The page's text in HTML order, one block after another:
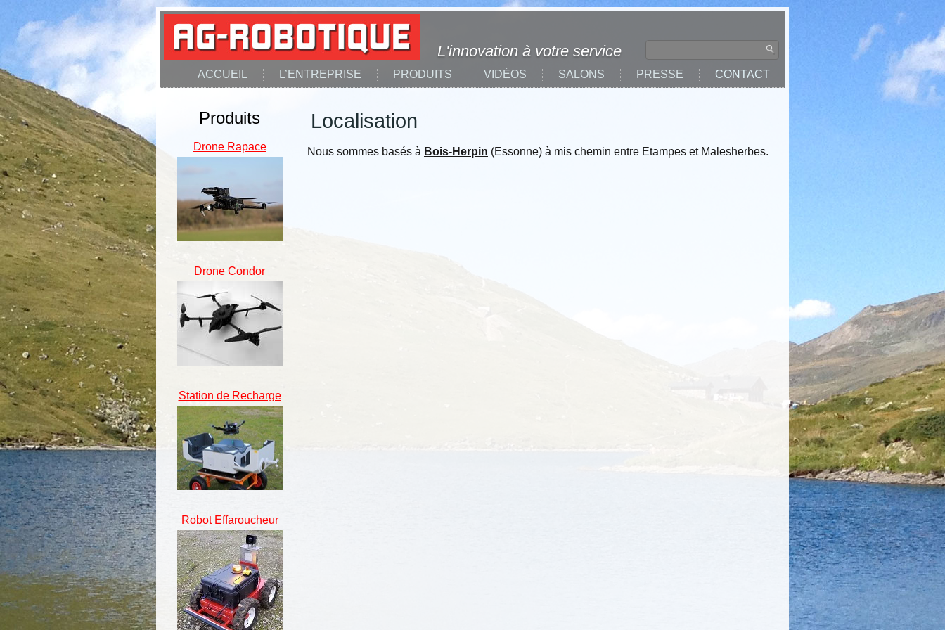
ACCUEIL L’ENTREPRISE PRODUITS VIDÉOS SALONS PRESSE CONTACT
L'innovation à votre service
Produits
Drone Rapace
Drone Condor
Station de Recharge
Robot Effaroucheur
Localisation
Nous sommes basés à Bois-Herpin (Essonne) à mis chemin entre Etampes et Malesherbes.